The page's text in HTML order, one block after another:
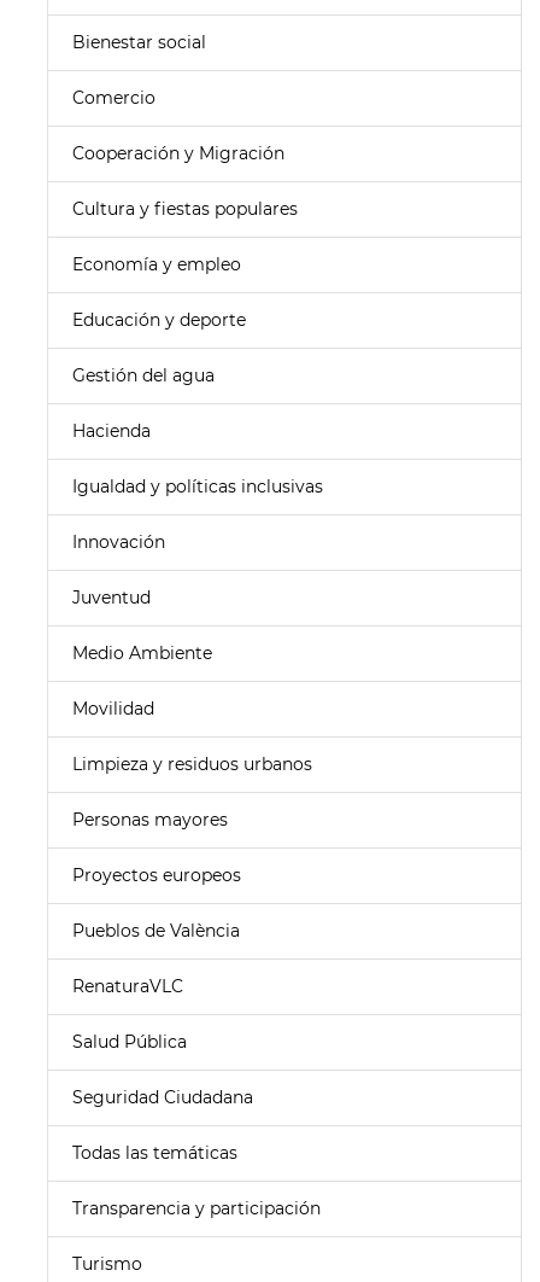
Bienestar social
Comercio
Cooperación y Migración
Cultura y fiestas populares
Economía y empleo
Educación y deporte
Gestión del agua
Hacienda
Igualdad y políticas inclusivas
Innovación
Juventud
Medio Ambiente
Movilidad
Limpieza y residuos urbanos
Personas mayores
Proyectos europeos
Pueblos de València
RenaturaVLC
Salud Pública
Seguridad Ciudadana
Todas las temáticas
Transparencia y participación
Turismo